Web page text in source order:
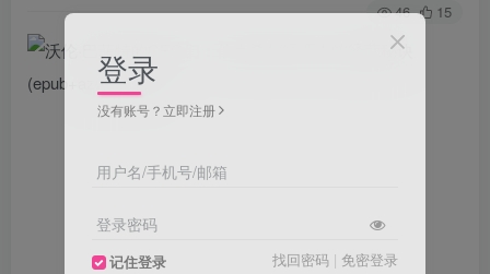
46 15
登录
没有账号？立即注册
用户名/手机号/邮箱
登录密码
记住登录 找回密码 | 免密登录